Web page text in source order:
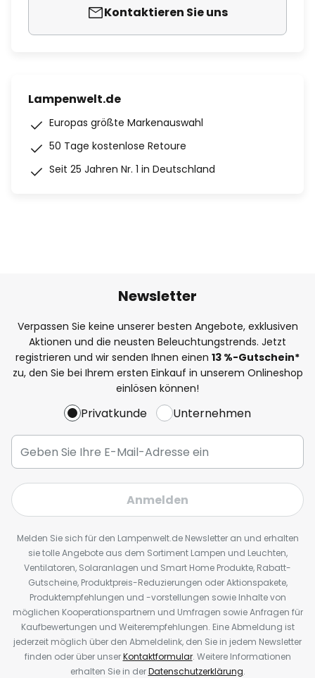
Kontaktieren Sie uns
Lampenwelt.de
Europas größte Markenauswahl
50 Tage kostenlose Retoure
Seit 25 Jahren Nr. 1 in Deutschland
Newsletter
Verpassen Sie keine unserer besten Angebote, exklusiven
Aktionen und die neusten Beleuchtungstrends. Jetzt
registrieren und wir senden Ihnen einen 13 %-Gutschein*
zu, den Sie bei Ihrem ersten Einkauf in unserem Onlineshop
einlösen können!
Privatkunde Unternehmen
Anmelden
Melden Sie sich für den Lampenwelt.de Newsletter an und erhalten
sie tolle Angebote aus dem Sortiment Lampen und Leuchten,
Ventilatoren, Solaranlagen und Smart Home Produkte, Rabatt-
Gutscheine, Produktpreis-Reduzierungen oder Aktionspakete,
Produktempfehlungen und -vorstellungen sowie Inhalte von
möglichen Kooperationspartnern und Umfragen sowie Anfragen für
Kaufbewertungen und Weiterempfehlungen. Eine Abmeldung ist
jederzeit möglich über den Abmeldelink, den Sie in jedem Newsletter
finden oder über unserKontaktformular. Weitere Informationen
erhalten Sie in derDatenschutzerklärung.